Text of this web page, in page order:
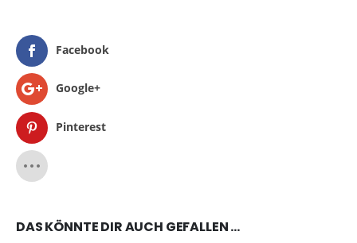
Facebook
Google+
Pinterest
DAS KÖNNTE DIR AUCH GEFALLEN …